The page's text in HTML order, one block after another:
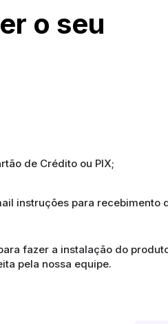
o seu
de Crédito ou PIX;
instruções para recebimento
fazer a instalação do
pela nossa equipe.